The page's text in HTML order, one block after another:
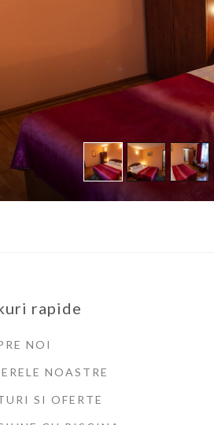
rapide
NOI
NOASTRE
SI OFERTE